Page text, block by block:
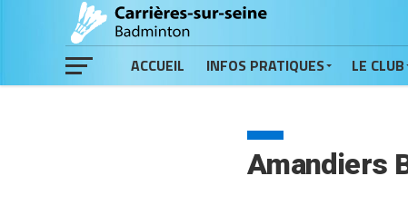
ACCUEIL INFOS PRATIQUES LE CLUB
Amandiers